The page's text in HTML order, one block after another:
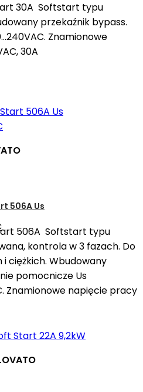
30A Softstart typu
przekaźnik bypass.
Znamionowe
30A
506A Us
506A Softstart typu
kontrola w 3 fazach. Do
ciężkich. Wbudowany
pomocnicze Us
Znamionowe napięcie pracy